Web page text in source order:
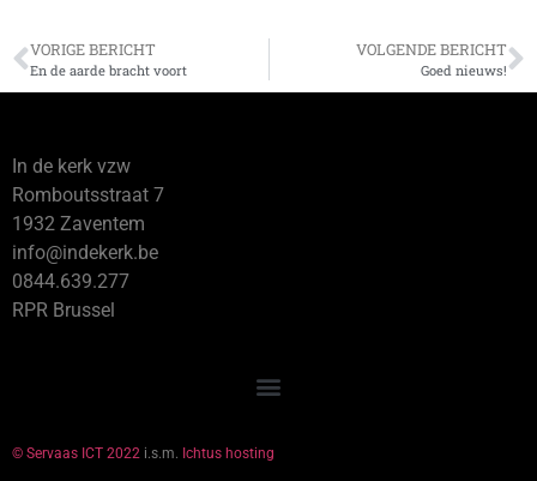
VORIGE BERICHT
En de aarde bracht voort
VOLGENDE BERICHT
Goed nieuws!
In de kerk vzw
Romboutsstraat 7
1932 Zaventem
info@indekerk.be
0844.639.277
RPR Brussel
© Servaas ICT 2022 i.s.m. Ichtus hosting